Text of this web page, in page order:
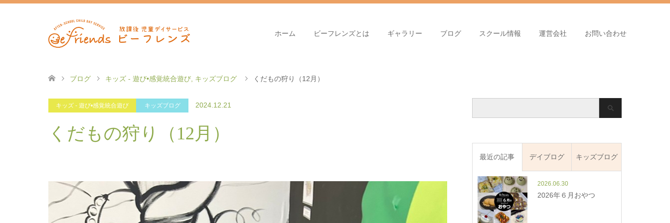
ホーム ビーフレンズとは ギャラリー ブログ スクール情報 運営会社 お問い合わせ
ブログ キッズ - 遊び•感覚統合遊び キッズブログ くだもの狩り（12月）
キッズ - 遊び•感覚統合遊び キッズブログ 2024.12.21
くだもの狩り（12月）
最近の記事 デイブログ キッズブログ
2026.06.30
2026年６月おやつ